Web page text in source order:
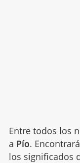
Entre todos los
a Pío.
los significados